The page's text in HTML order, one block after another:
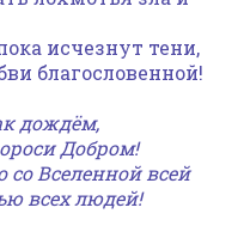
исчезнут тени,
благословенной!
дождём,
Добром!
Вселенной всей
всех людей!